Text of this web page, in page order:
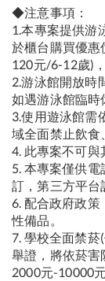
◆注意事項：
1.本專案提供游
於櫃台購買優
120元/6-12歲)
2.游泳館開放時
如遇游泳館臨時
3.使用遊泳館需
域全面禁止飲食
4. 此專案不可與
5. 本專案僅供
訂，第三方平台
6. 配合政府政
性備品。
7. 學校全面禁
舉證，將依菸害
2000元-10000